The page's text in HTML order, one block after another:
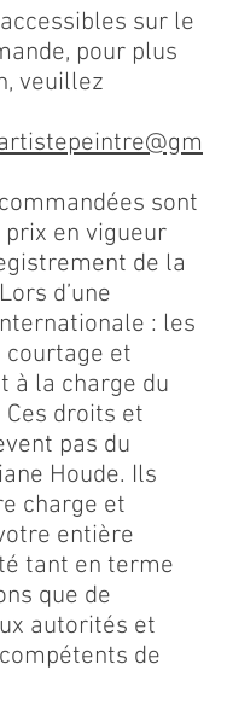
sur le
pour plus
veuillez
sont
en vigueur
de la
d’une
: les
courtage et
à la charge du
droits et
pas du
Houde. Ils
charge et
entière
tant en terme
que de
autorités et
de